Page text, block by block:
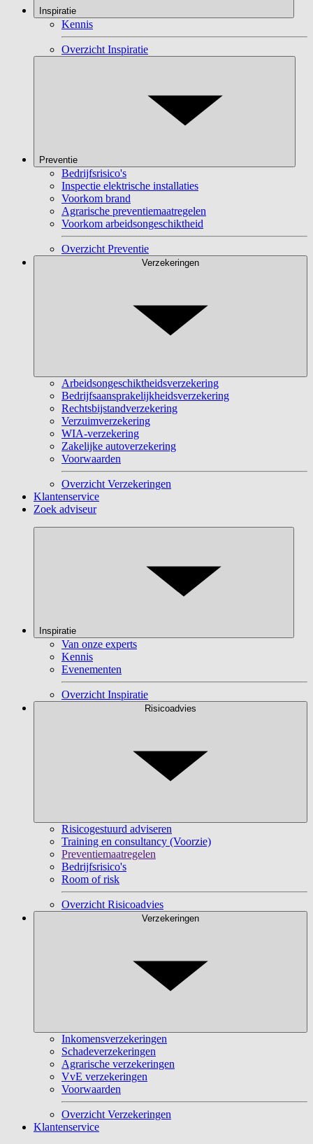
Inspiratie
Kennis
Overzicht Inspiratie
Preventie
Bedrijfsrisico's
Inspectie elektrische installaties
Voorkom brand
Agrarische preventiemaatregelen
Voorkom arbeidsongeschiktheid
Overzicht Preventie
Verzekeringen
Arbeidsongeschiktheidsverzekering
Bedrijfsaansprakelijkheidsverzekering
Rechtsbijstandverzekering
Verzuimverzekering
WIA-verzekering
Zakelijke autoverzekering
Voorwaarden
Overzicht Verzekeringen
Klantenservice
Zoek adviseur
Inspiratie
Van onze experts
Kennis
Evenementen
Overzicht Inspiratie
Risicoadvies
Risicogestuurd adviseren
Training en consultancy (Voorzie)
Preventiemaatregelen
Bedrijfsrisico's
Room of risk
Overzicht Risicoadvies
Verzekeringen
Inkomensverzekeringen
Schadeverzekeringen
Agrarische verzekeringen
VvE verzekeringen
Voorwaarden
Overzicht Verzekeringen
Klantenservice